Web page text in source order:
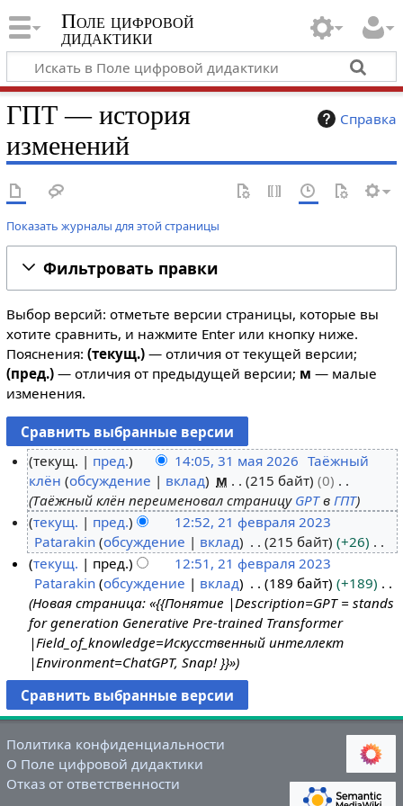
Поле цифровой
дидактики
Справка
ГПТ — история
изменений
Показать журналы для этой страницы
Фильтровать правки
Выбор версий: отметьте версии страницы, которые вы
хотите сравнить, и нажмите Enter или кнопку ниже.
Пояснения: (текущ.)— отличия от текущей версии;
(пред.)— отличия от предыдущей версии; м — малые
изменения.
м
я
текущ. пред. 14:05, 31 мая 2026 Таёжный
клён обсуждение вклад м 215 байт
0
Таёжный клён переименовал страницу GPTвГПТ
1
я
0
2
3
текущ. пред.
12:52, 21 февраля 2023
Patarakin обсуждение вклад 215 байт
+26
Н
е
т
о
п
и
с
а
н
и
я
п
текущ. пред.
12:51, 21 февраля 2023
Patarakin обсуждение вклад 189 байт
+189
Новая страница: «{{Понятие |Description=GPT = stands
for generation Generative Pre-trained Transformer
|Field_of_knowledge=Искусственный интеллект
|Environment=ChatGPT, Snap! }}»
Политика конфиденциальности
О Поле цифровой дидактики
Отказ от ответственности